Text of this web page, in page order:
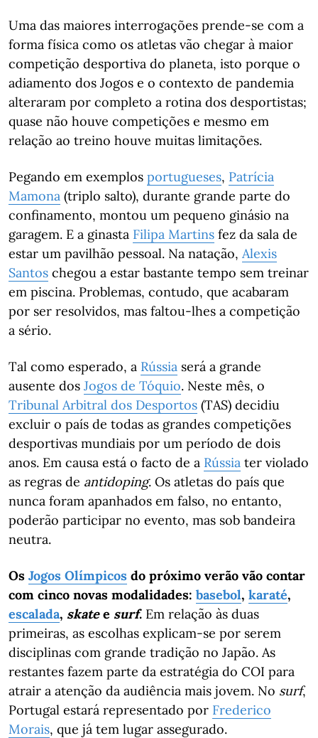
Uma das maiores interrogações prende-se com a
forma física como os atletas vão chegar à maior
competição desportiva do planeta, isto porque o
adiamento dos Jogos e o contexto de pandemia
alteraram por completo a rotina dos desportistas;
quase não houve competições e mesmo em
relação ao treino houve muitas limitações.
Pegando em exemplos portugueses, Patrícia
Mamona (triplo salto), durante grande parte do
confinamento, montou um pequeno ginásio na
garagem. E a ginasta Filipa Martins fez da sala de
estar um pavilhão pessoal. Na natação, Alexis
Santos chegou a estar bastante tempo sem treinar
em piscina. Problemas, contudo, que acabaram
por ser resolvidos, mas faltou-lhes a competição
a sério.
Tal como esperado, a Rússia será a grande
ausente dos Jogos de Tóquio. Neste mês, o
Tribunal Arbitral dos Desportos (TAS) decidiu
excluir o país de todas as grandes competições
desportivas mundiais por um período de dois
anos. Em causa está o facto de a Rússia ter violado
as regras de antidoping. Os atletas do país que
nunca foram apanhados em falso, no entanto,
poderão participar no evento, mas sob bandeira
neutra.
Os Jogos Olímpicos do próximo verão vão contar
com cinco novas modalidades: basebol, karaté,
escalada, skatee surf. Em relação às duas
primeiras, as escolhas explicam-se por serem
disciplinas com grande tradição no Japão. As
restantes fazem parte da estratégia do COI para
atrair a atenção da audiência mais jovem. No surf,
Portugal estará representado por Frederico
Morais, que já tem lugar assegurado.